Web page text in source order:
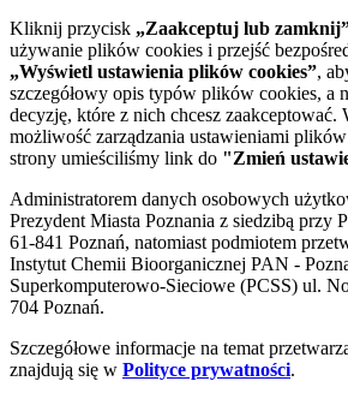
Kliknij przycisk „Zaakceptuj lub
używanie plików cookies i przejść
„Wyświetl ustawienia plików cookies”,
szczegółowy opis typów plików cookies, a
decyzję, które z nich chcesz
możliwość zarządzania ustawieniami
strony umieściliśmy link do "Zmień
Administratorem danych osobowych
Prezydent Miasta Poznania z siedzibą przy
61-841 Poznań, natomiast podmiotem
Instytut Chemii Bioorganicznej PAN -
Superkomputerowo-Sieciowe (PCSS) ul.
704 Poznań.
Szczegółowe informacje na temat
znajdują się w Polityce prywatności.